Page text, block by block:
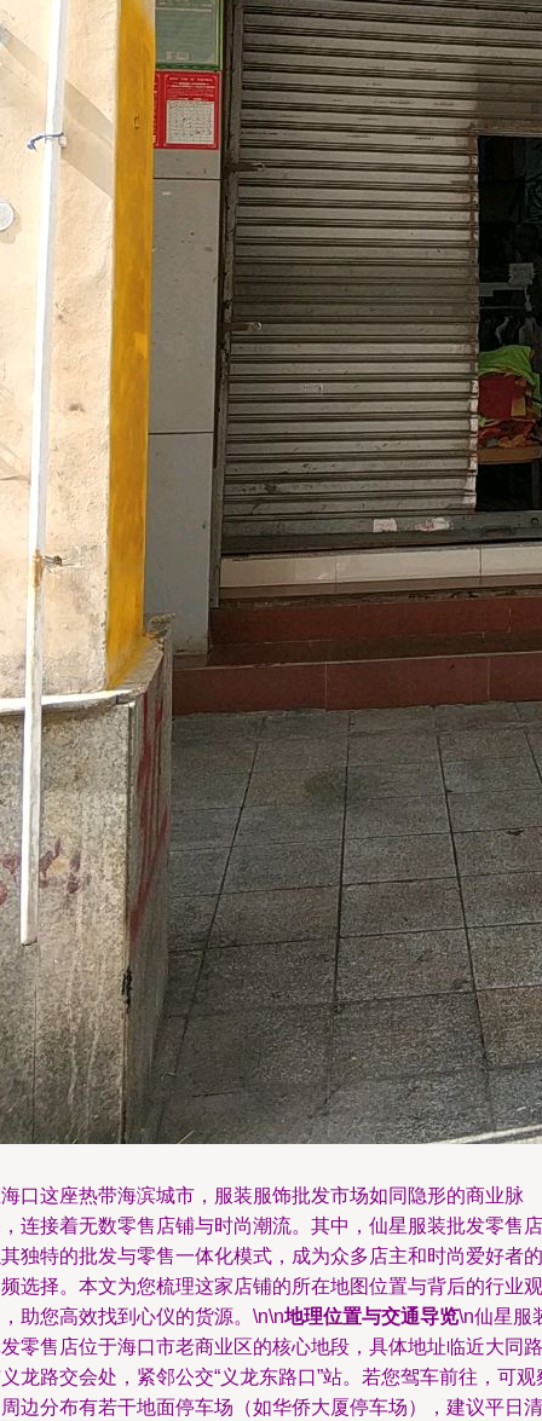
口这座热带海滨城市，服装服饰批发市场如同隐形的商业脉
连接着无数零售店铺与时尚潮流。其中，仙星服装批发零售店
独特的批发与零售一体化模式，成为众多店主和时尚爱好者的
选择。本文为您梳理这家店铺的所在地图位置与背后的行业观
助您高效找到心仪的货源。\n\n地理位置与交通导览\n仙星服
零售店位于海口市老商业区的核心地段，具体地址临近大同路
龙路交会处，紧邻公交“义龙东路口”站。若您驾车前往，可观
边分布有若干地面停车场（如华侨大厦停车场），建议平日清